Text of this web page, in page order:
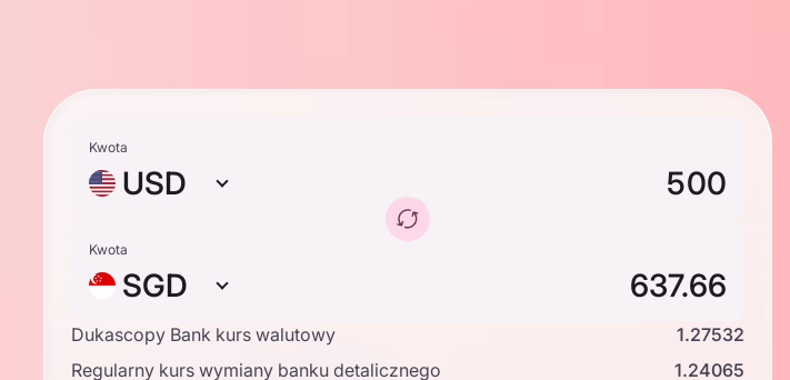
Kwota
USD
Kwota
SGD
Dukascopy Bank kurs walutowy
1.27532
Regularny kurs wymiany banku detalicznego
1.24065